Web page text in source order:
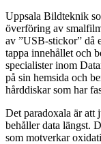
Uppsala Bildteknik
överföring av
av ”USB-stickor” då
tappa innehållet och
specialister inom
på sin hemsida och
hårddiskar som har
Det paradoxala är att
behåller data längst.
som motverkar